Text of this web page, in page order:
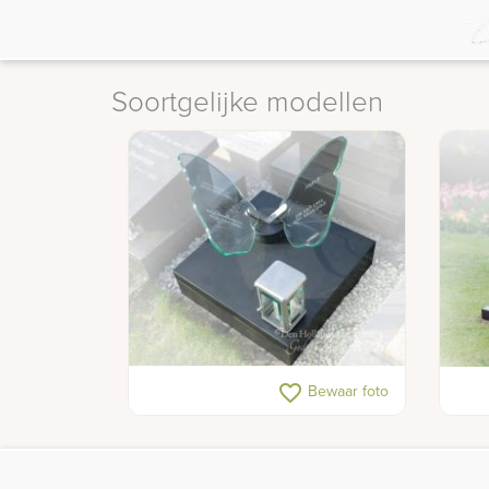
Soortgelijke modellen
favorite_border Bewaar foto